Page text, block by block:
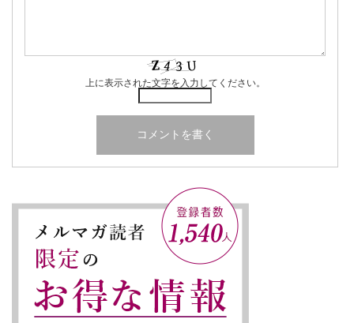
上に表示された文字を入力してください。